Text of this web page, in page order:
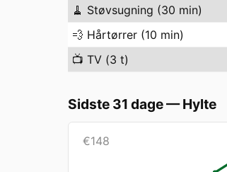
🧹 Støvsugning (30 min)
💨 Hårtørrer (10 min)
📺 TV (3 t)
Sidste 31 dage—Hylte
€148